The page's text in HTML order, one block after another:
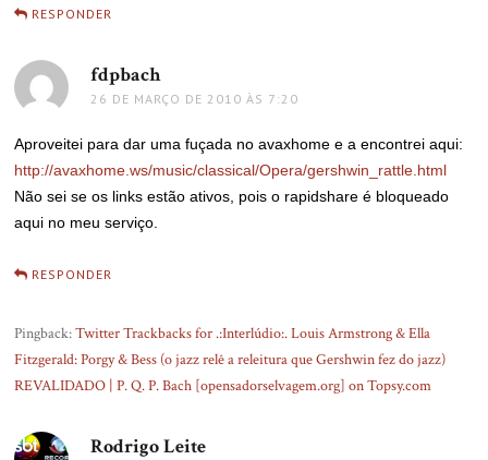
RESPONDER
fdpbachdisse:
26 DE MARÇO DE 2010 ÀS 7:20
Aproveitei para dar uma fuçada no avaxhome e a encontrei aqui:
http://avaxhome.ws/music/classical/Opera/gershwin_rattle.html
Não sei se os links estão ativos, pois o rapidshare é bloqueado
aqui no meu serviço.
RESPONDER
Pingback:Twitter Trackbacks for .:Interlúdio:. Louis Armstrong & Ella
Fitzgerald: Porgy & Bess (o jazz relê a releitura que Gershwin fez do jazz)
REVALIDADO | P. Q. P. Bach [opensadorselvagem.org] on Topsy.com
Rodrigo Leite